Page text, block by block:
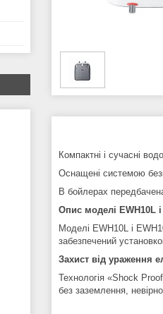
Компактні і сучасні
Оснащені системою
В бойлерах
Опис моделі EWH10L
Моделі EWH10L і
забезпечений
Захист від ураження
Технологія «Shock
без заземлення,